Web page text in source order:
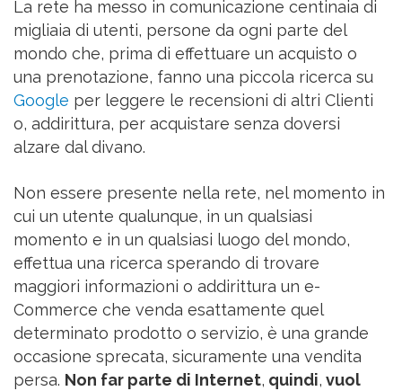
La rete ha messo in comunicazione centinaia di
migliaia di utenti, persone da ogni parte del
mondo che, prima di effettuare un acquisto o
una prenotazione, fanno una piccola ricerca su
Google per leggere le recensioni di altri Clienti
o, addirittura, per acquistare senza doversi
alzare dal divano.
Non essere presente nella rete, nel momento in
cui un utente qualunque, in un qualsiasi
momento e in un qualsiasi luogo del mondo,
effettua una ricerca sperando di trovare
maggiori informazioni o addirittura un e-
Commerce che venda esattamente quel
determinato prodotto o servizio, è una grande
occasione sprecata, sicuramente una vendita
persa. Non far parte di Internet, quindi, vuol